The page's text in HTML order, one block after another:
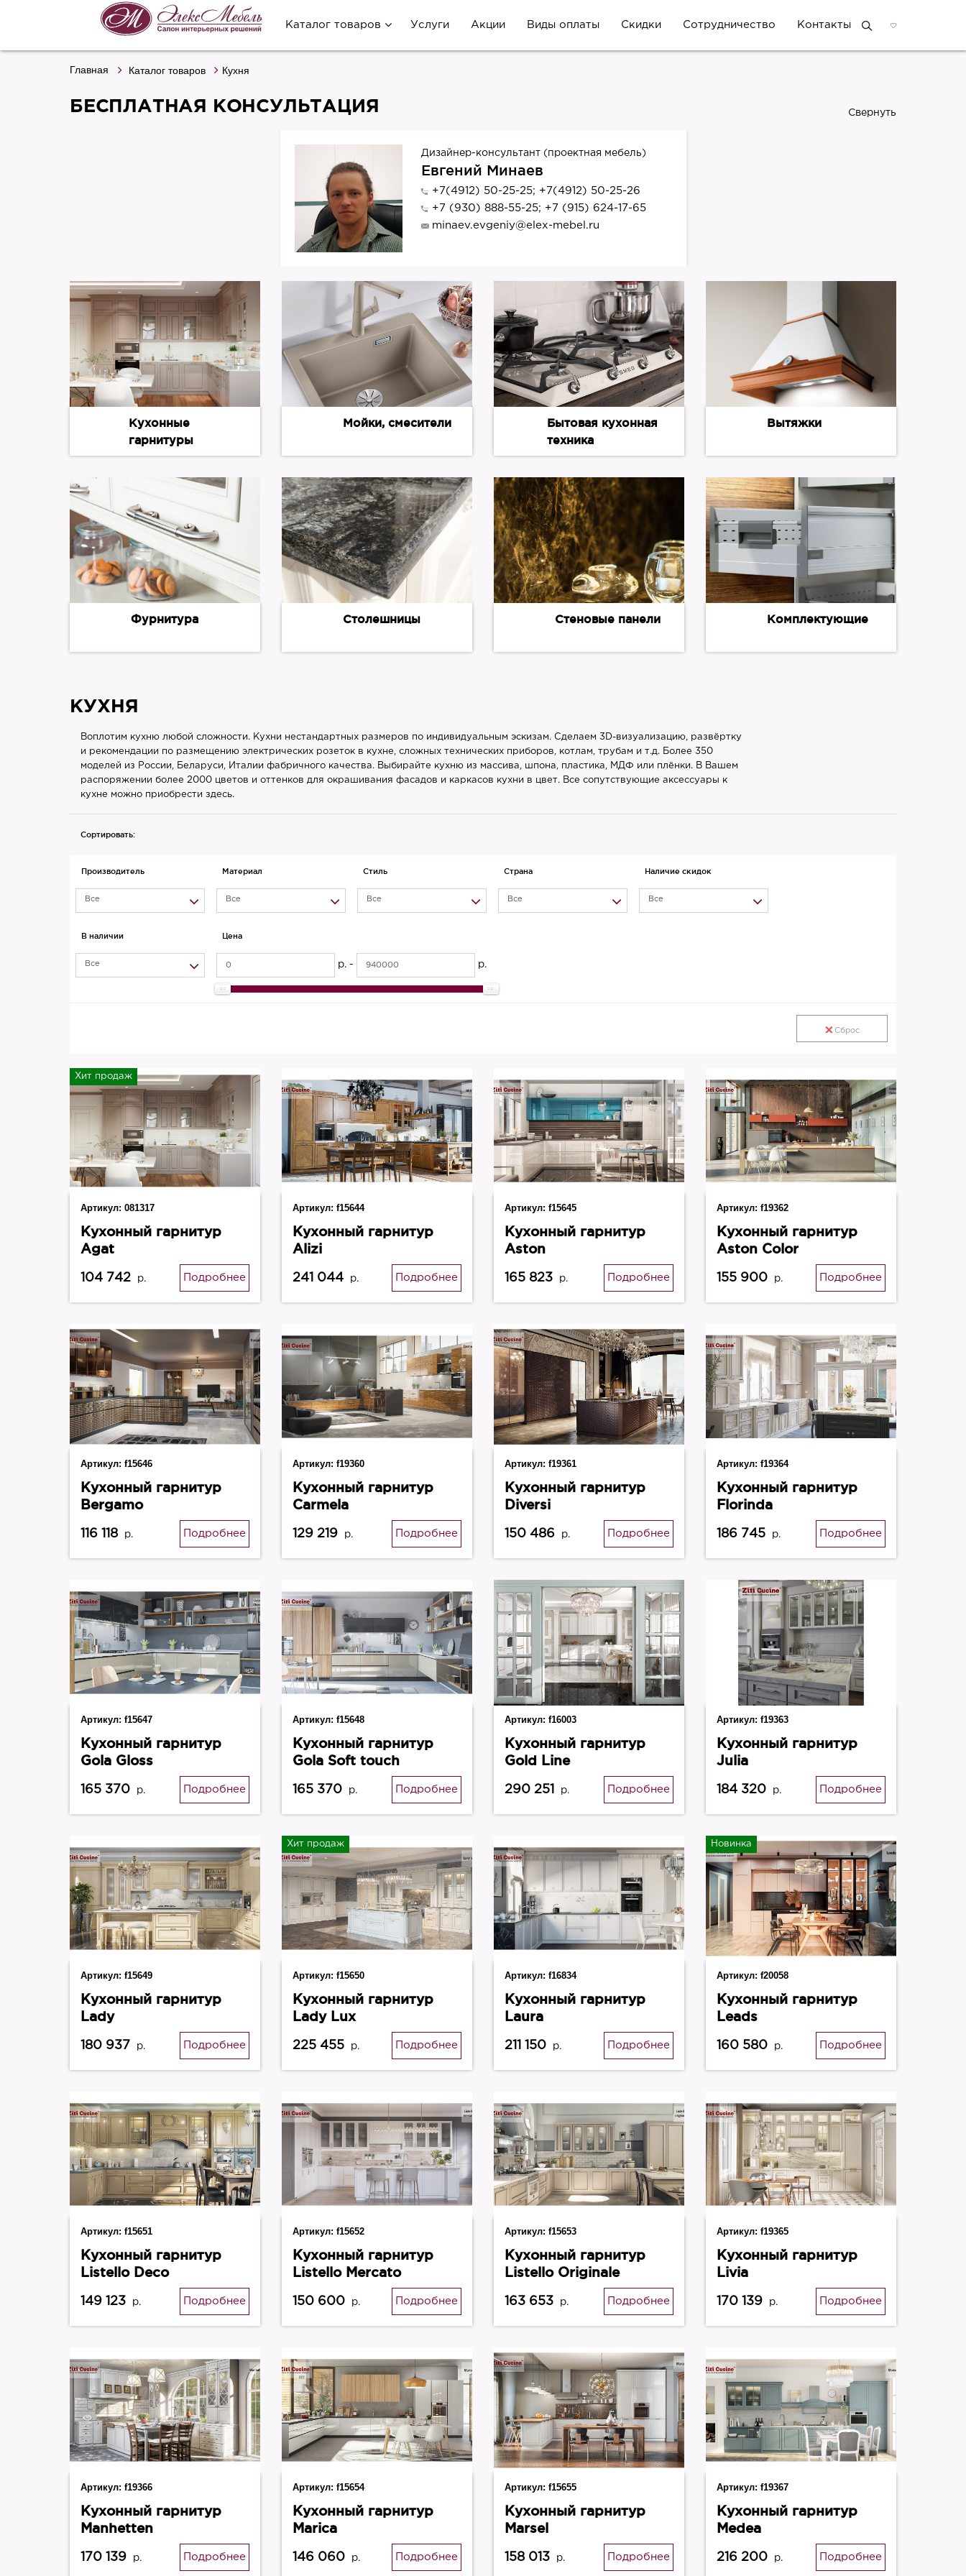
Каталог товаров Услуги Акции Виды оплаты Скидки Сотрудничество Контакты
Главная Каталог товаров Кухня
БЕСПЛАТНАЯ КОНСУЛЬТАЦИЯ Свернуть
Дизайнер-консультант (проектная мебель)
Евгений Минаев
+7(4912) 50-25-25; +7(4912) 50-25-26
+7 (930) 888-55-25; +7 (915) 624-17-65
minaev.evgeniy@elex-mebel.ru
Кухонные
гарнитуры
Мойки, смесители
Бытовая кухонная
техника
Вытяжки
Фурнитура Столешницы Стеновые панели Комплектующие
КУХНЯ
Воплотим кухню любой сложности. Кухни нестандартных размеров по индивидуальным эскизам. Сделаем 3D-визуализацию, развёртку
и рекомендации по размещению электрических розеток в кухне, сложных технических приборов, котлам, трубам и т.д. Более 350
моделей из России, Беларуси, Италии фабричного качества. Выбирайте кухню из массива, шпона, пластика, МДФ или плёнки. В Вашем
распоряжении более 2000 цветов и оттенков для окрашивания фасадов и каркасов кухни в цвет. Все сопутствующие аксессуары к
кухне можно приобрести здесь.
Сортировать:
Производитель
Все
Материал
Все
Стиль
Все
Страна
Все
Наличие скидок
Все
В наличии
Все
Цена
р. - р.
Сброс
Хит продаж
Артикул: 081317
Кухонный гарнитур
Agat
104 742 р. Подробнее
Артикул: f15644
Кухонный гарнитур
Alizi
241 044 р. Подробнее
Артикул: f15645
Кухонный гарнитур
Aston
165 823 р. Подробнее
Артикул: f19362
Кухонный гарнитур
Aston Color
155 900 р. Подробнее
Артикул: f15646
Кухонный гарнитур
Bergamo
116 118 р. Подробнее
Артикул: f19360
Кухонный гарнитур
Carmela
129 219 р. Подробнее
Артикул: f19361
Кухонный гарнитур
Diversi
150 486 р. Подробнее
Артикул: f19364
Кухонный гарнитур
Florinda
186 745 р. Подробнее
Артикул: f15647
Кухонный гарнитур
Gola Gloss
165 370 р. Подробнее
Артикул: f15648
Кухонный гарнитур
Gola Soft touch
165 370 р. Подробнее
Артикул: f16003
Кухонный гарнитур
Gold Line
290 251 р. Подробнее
Артикул: f19363
Кухонный гарнитур
Julia
184 320 р. Подробнее
Артикул: f15649
Кухонный гарнитур
Lady
180 937 р. Подробнее
Хит продаж
Артикул: f15650
Кухонный гарнитур
Lady Lux
225 455 р. Подробнее
Артикул: f16834
Кухонный гарнитур
Laura
211 150 р. Подробнее
Новинка
Артикул: f20058
Кухонный гарнитур
Leads
160 580 р. Подробнее
Артикул: f15651
Кухонный гарнитур
Listello Deco
149 123 р. Подробнее
Артикул: f15652
Кухонный гарнитур
Listello Mercato
150 600 р. Подробнее
Артикул: f15653
Кухонный гарнитур
Listello Originale
163 653 р. Подробнее
Артикул: f19365
Кухонный гарнитур
Livia
170 139 р. Подробнее
Артикул: f19366
Кухонный гарнитур
Manhetten
170 139 р. Подробнее
Артикул: f15654
Кухонный гарнитур
Marica
146 060 р. Подробнее
Артикул: f15655
Кухонный гарнитур
Marsel
158 013 р. Подробнее
Артикул: f19367
Кухонный гарнитур
Medea
216 200 р. Подробнее